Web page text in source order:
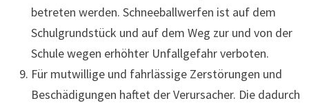
betreten werden. Schneeballwerfen ist auf dem
Schulgrundstück und auf dem Weg zur und von der
Schule wegen erhöhter Unfallgefahr verboten.
Für mutwillige und fahrlässige Zerstörungen und
Beschädigungen haftet der Verursacher. Die dadurch